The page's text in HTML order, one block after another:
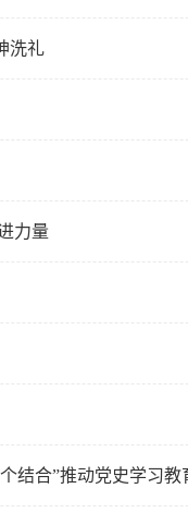
洗礼
力量
结合”推动党史学习